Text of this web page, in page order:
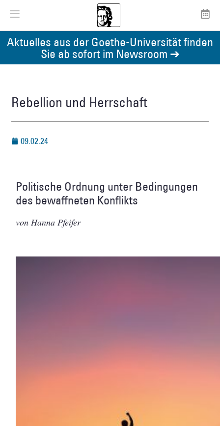
Aktuelles aus der Goethe-Universität finden
Sie ab sofort im Newsroom ➔
Rebellion und Herrschaft
09.02.24
Politische Ordnung unter Bedingungen
des bewaffneten Konflikts
von Hanna Pfeifer